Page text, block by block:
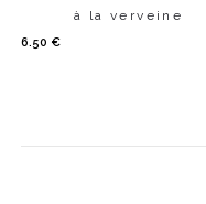
à la verveine
6.50 €